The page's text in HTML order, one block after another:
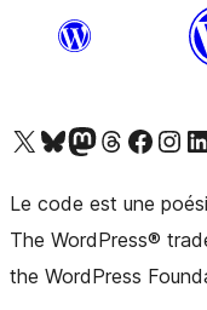
Visitez notre compte X (précédemment Twitter)
Visiter notre compte Bluesky
Visiter notre compte Mastodon
Visiter notre compte Threads
Consulter notre
Consulter
Le code est une
The WordPress®
the WordPress